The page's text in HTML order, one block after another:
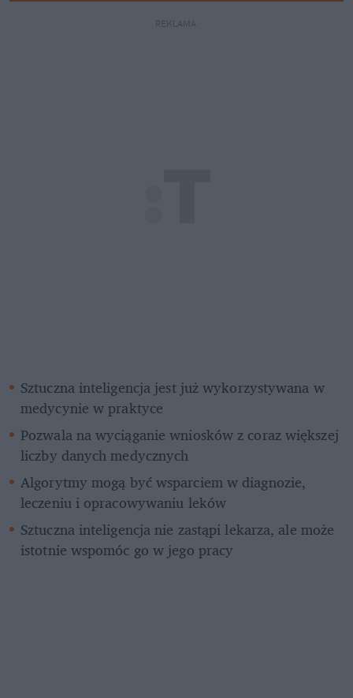
REKLAMA
Sztuczna inteligencja jest już wykorzystywana w
medycynie w praktyce
Pozwala na wyciąganie wniosków z coraz większej
liczby danych medycznych
Algorytmy mogą być wsparciem w diagnozie,
leczeniu i opracowywaniu leków
Sztuczna inteligencja nie zastąpi lekarza, ale może
istotnie wspomóc go w jego pracy